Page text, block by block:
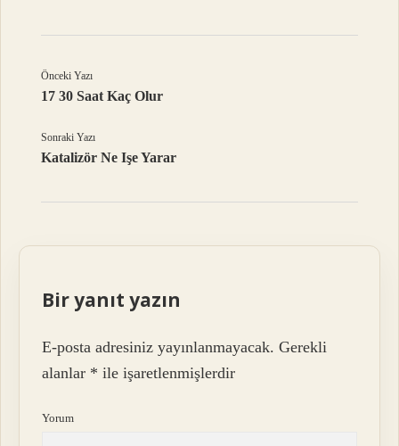
Önceki Yazı
17 30 Saat Kaç Olur
Sonraki Yazı
Katalizör Ne Işe Yarar
Bir yanıt yazın
E-posta adresiniz yayınlanmayacak. Gerekli
alanlar * ile işaretlenmişlerdir
Yorum